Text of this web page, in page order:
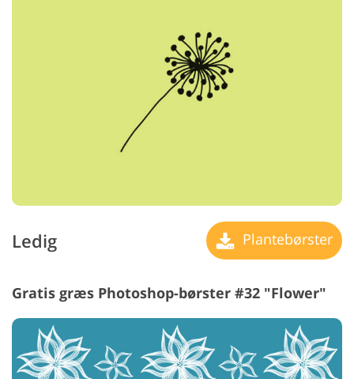
Ledig Plantebørster
Gratis græs Photoshop-børster #32 "Flower"